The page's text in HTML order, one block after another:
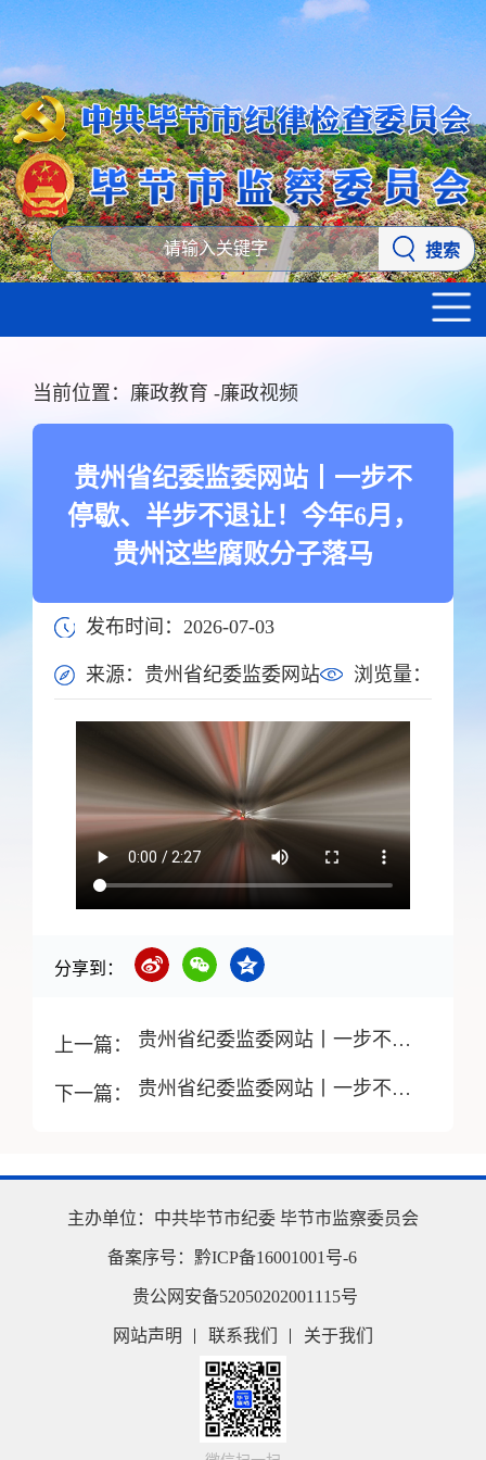
搜索
当前位置： 廉政教育 -廉政视频
贵州省纪委监委网站丨一步不
停歇、半步不退让！今年6月，
贵州这些腐败分子落马
发布时间：2026-07-03
来源：贵州省纪委监委网站 浏览量：
分享到：
上一篇： 贵州省纪委监委网站丨一步不停歇、半步不退让！今年5月，贵州这些腐败分子落马
下一篇： 贵州省纪委监委网站丨一步不停歇、半步不退让！今年7月，贵州这些腐败分子落马
主办单位： 中共毕节市纪委 毕节市监察委员会
备案序号： 黔ICP备16001001号-6
贵公网安备52050202001115号
网站声明 联系我们 关于我们